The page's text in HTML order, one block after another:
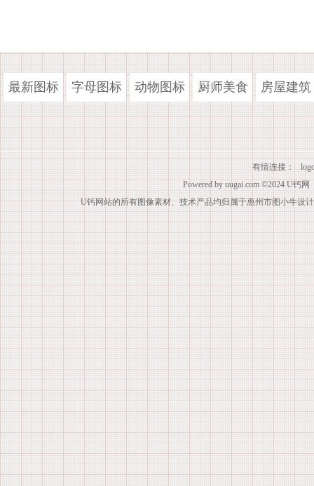
最新图标 字母图标 动物图标 厨师美食 房屋建筑
有情连接：
Powered by uugai.com ©2024 U钙网
U钙网站的所有图像素材、技术产品均归属于惠州市图小牛设